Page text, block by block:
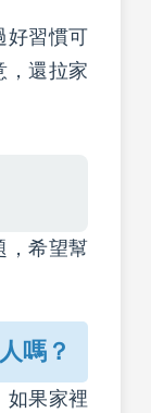
好習慣可
，還拉家
，希望幫
嗎？
如果家裡